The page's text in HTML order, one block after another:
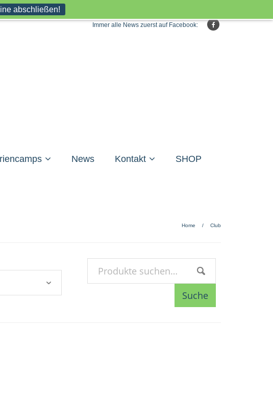
abschließen!
Immer alle News zuerst auf Facebook:
News Kontakt SHOP
Home / Club
Suche